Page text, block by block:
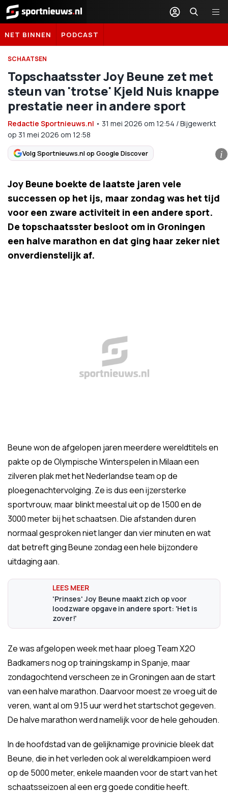
Sportnieuws.nl
NET BINNEN PODCAST
SCHAATSEN
Topschaatsster Joy Beune zet met
steun van 'trotse' Kjeld Nuis knappe
prestatie neer in andere sport
Redactie Sportnieuws.nl • 31 mei 2026 om 12:54 /Bijgewerkt
op 31 mei 2026 om 12:58
Volg Sportnieuws.nl op Google Discover i
Joy Beune boekte de laatste jaren vele
successen op het ijs, maar zondag was het tijd
voor een zware activiteit in een andere sport.
De topschaatsster besloot om in Groningen
een halve marathon en dat ging haar zeker niet
onverdienstelijk af.
Beune won de afgelopen jaren meerdere wereldtitels en
pakte op de Olympische Winterspelen in Milaan een
zilveren plak met het Nederlandse team op de
ploegenachtervolging. Ze is dus een ijzersterke
sportvrouw, maar blinkt meestal uit op de 1500 en de
3000 meter bij het schaatsen. Die afstanden duren
normaal gesproken niet langer dan vier minuten en wat
dat betreft ging Beune zondag een hele bijzondere
uitdaging aan.
'Prinses' Joy Beune maakt zich op voor
loodzware opgave in andere sport: 'Het is
zover!'
Ze was afgelopen week met haar ploeg Team X2O
Badkamers nog op trainingskamp in Spanje, maar
zondagochtend verscheen ze in Groningen aan de start
van een halve marathon. Daarvoor moest ze vroeg uit de
veren, want al om 9.15 uur werd het startschot gegeven.
De halve marathon werd namelijk voor de hele gehouden.
In de hoofdstad van de gelijknamige provinicie bleek dat
Beune, die in het verleden ook al wereldkampioen werd
op de 5000 meter, enkele maanden voor de start van het
schaatsseizoen al een erg goede conditie heeft.